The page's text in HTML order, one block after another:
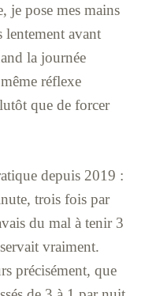
je pose mes mains
lentement avant
la journée
réflexe
que de forcer
depuis 2019 :
trois fois par
du mal à tenir 3
vraiment.
précisément, que